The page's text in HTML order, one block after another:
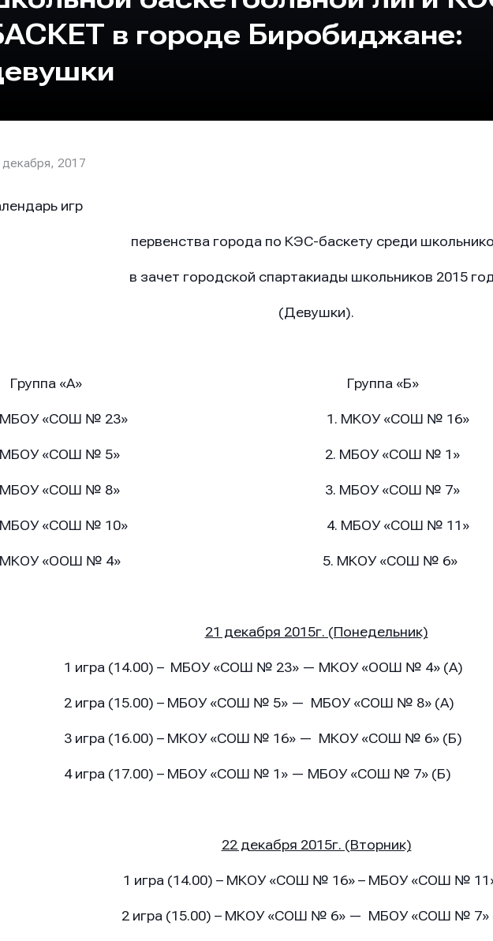
в городе Биробиджане:
декабря, 2017
игр
первенства города по КЭС-баскету среди
в зачет городской спартакиады школьников 2015
(Девушки).
«А» Группа «Б»
МБОУ «СОШ № 23» 1. МКОУ «СОШ № 16»
МБОУ «СОШ № 5» 2. МБОУ «СОШ № 1»
МБОУ «СОШ № 8» 3. МБОУ «СОШ № 7»
МБОУ «СОШ № 10» 4. МБОУ «СОШ № 11»
МКОУ «ООШ № 4» 5. МКОУ «СОШ № 6»
21 декабря 2015г. (Понедельник)
игра (14.00) – МБОУ «СОШ № 23» — МКОУ «ООШ № 4» (А)
игра (15.00) – МБОУ «СОШ № 5» — МБОУ «СОШ № 8» (А)
игра (16.00) – МКОУ «СОШ № 16» — МКОУ «СОШ № 6» (Б)
игра (17.00) – МБОУ «СОШ № 1» — МБОУ «СОШ № 7» (Б)
22 декабря 2015г. (Вторник)
1 игра (14.00) – МКОУ «СОШ № 16» – МБОУ «СОШ №
2 игра (15.00) – МКОУ «СОШ № 6» — МБОУ «СОШ № 7»